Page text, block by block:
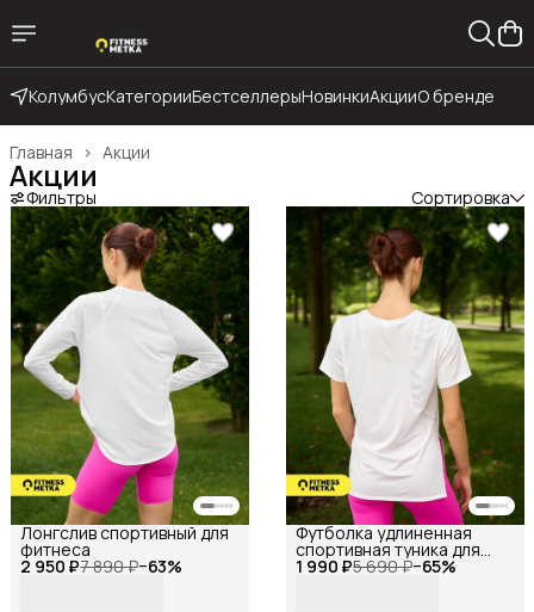
КолумбусКатегорииБестселлерыНовинкиАкцииО бренде
Акции
Главная ›
Акции
Фильтры Сортировка
2 950 ₽7 890 ₽−63%
Лонгслив спортивный для
фитнеса
1 990 ₽5 690 ₽−65%
Футболка удлиненная
спортивная туника для
фитнеса